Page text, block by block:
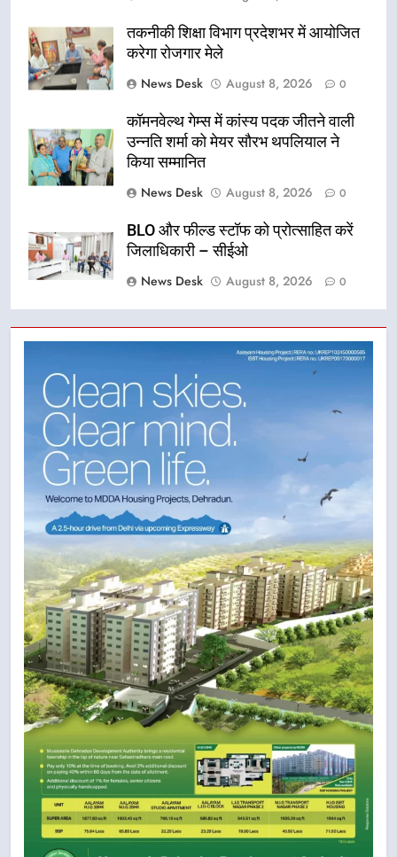
तकनीकी शिक्षा विभाग प्रदेशभर में आयोजित
करेगा रोजगार मेले
News Desk
August 8, 2026 0
कॉमनवेल्थ गेम्स में कांस्य पदक जीतने वाली
उन्नति शर्मा को मेयर सौरभ थपलियाल ने
किया सम्मानित
News Desk
August 8, 2026 0
BLO और फील्ड स्टॉफ को प्रोत्साहित करें
जिलाधिकारी – सीईओ
News Desk
August 8, 2026 0